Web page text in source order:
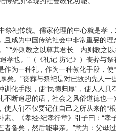
祀传统。儒家伦理的中心就是孝
成为中国传统社会中非常重要的
’”“外则教之以尊其君长，内则教之
孝也。”（《礼记·坊记》）丧葬与
为一种礼，作为一种教化手段，使
矣。”丧葬与祭祀是对已故的先人
化手段，使“民德归厚”，使人人
断追思的话，社会之风俗道德也
人们不仅要记住自己之所从来的“
。《孝经·纪孝行章》引子曰：“
备矣，然后能事亲。”意为：父母